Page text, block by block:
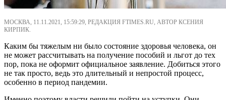
МОСКВА, 11.11.2021, 15:59:29, РЕДАКЦИЯ FTIMES.RU, АВТОР КСЕНИЯ
КИРПИК.
Каким бы тяжелым ни было состояние здоровья человека, он
не может рассчитывать на получение пособий и льгот до тех
пор, пока не оформит официальное заявление. Добиться этого
не так просто, ведь это длительный и непростой процесс,
особенно в период пандемии.